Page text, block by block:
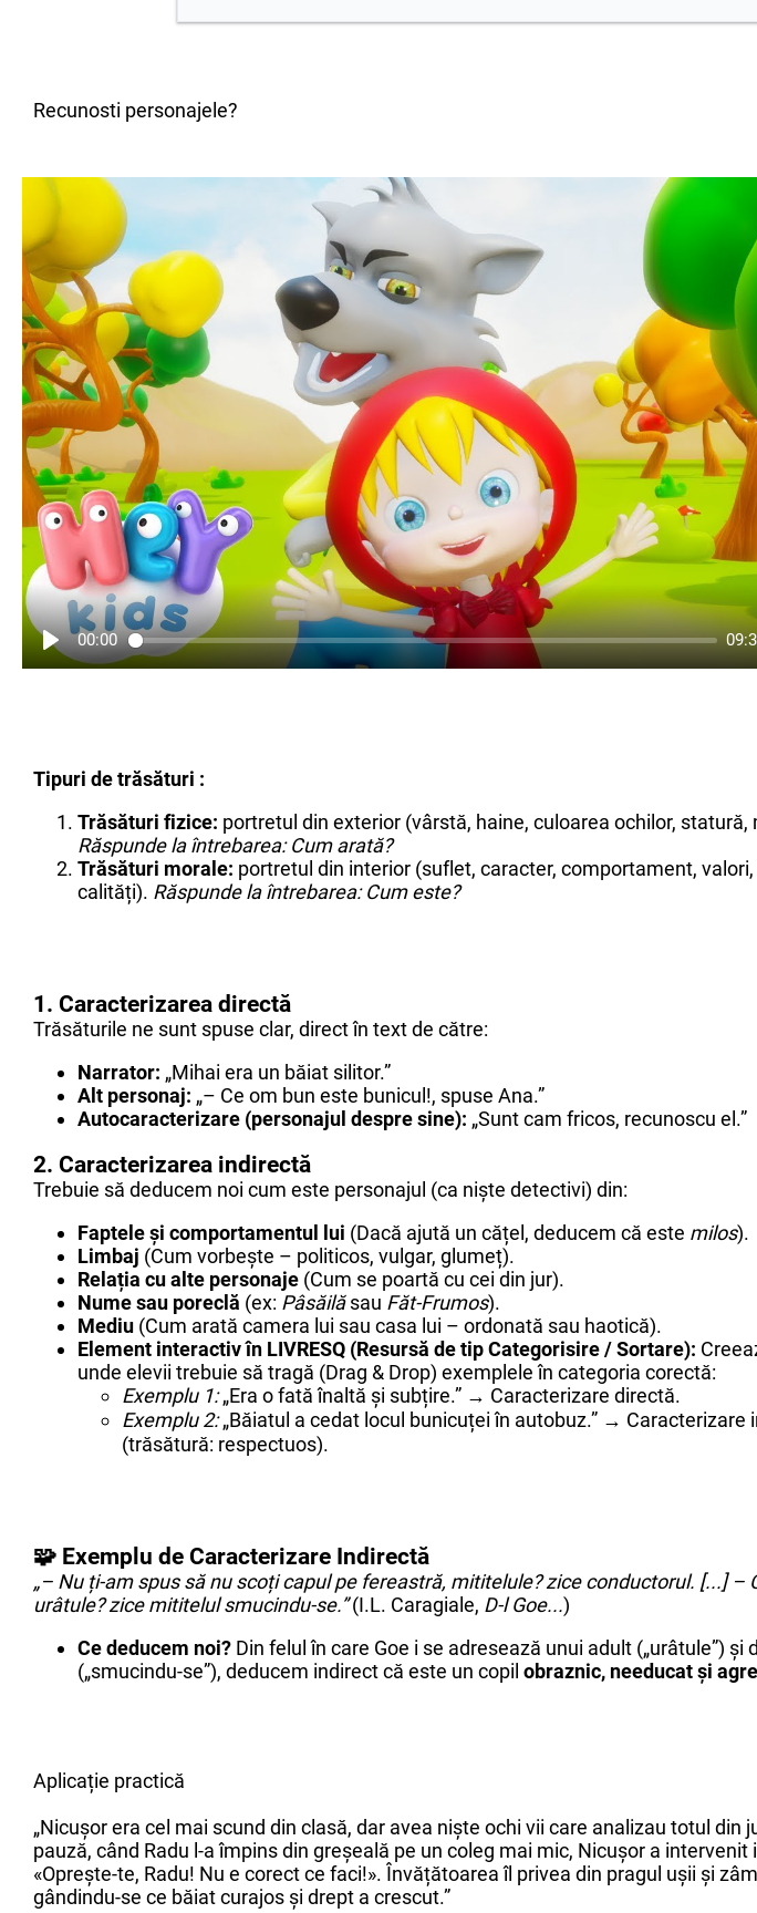
Recunosti personajele?
00:00
Tipuri de trăsături :
Trăsături fizice: portretul din exterior (vârstă, haine, culoarea ochilor, statură,
Răspunde la întrebarea: Cum arată?
Trăsături morale: portretul din interior (suflet, caracter, comportament,
calități). Răspunde la întrebarea: Cum este?
1. Caracterizarea directă
Trăsăturile ne sunt spuse clar, direct în text de către:
Narrator: „Mihai era un băiat silitor.”
Alt personaj: „– Ce om bun este bunicul!, spuse Ana.”
Autocaracterizare (personajul despre sine): „Sunt cam fricos, recunoscu el.”
2. Caracterizarea indirectă
Trebuie să deducem noi cum este personajul (ca niște detectivi) din:
Faptele și comportamentul lui (Dacă ajută un cățel, deducem că este milos).
Limbaj (Cum vorbește – politicos, vulgar, glumeț).
Relația cu alte personaje (Cum se poartă cu cei din jur).
Nume sau poreclă (ex: Pâsăilăsau Făt-Frumos).
Mediu (Cum arată camera lui sau casa lui – ordonată sau haotică).
Element interactiv în LIVRESQ (Resursă de tip Categorisire / Sortare):
unde elevii trebuie să tragă (Drag & Drop) exemplele în categoria corectă:
Exemplu 1:„Era o fată înaltă și subțire.” → Caracterizare directă.
Exemplu 2:„Băiatul a cedat locul bunicuței în autobuz.” → Caracterizare
(trăsătură: respectuos).
🧩 Exemplu de Caracterizare Indirectă
„– Nu ți-am spus să nu scoți capul pe fereastră, mititelule? zice conductorul. [...] –
urâtule? zice mititelul smucindu-se.”(I.L. Caragiale, D-l Goe...)
Ce deducem noi? Din felul în care Goe i se adresează unui adult („urâtule”) și
(„smucindu-se”), deducem indirect că este un copil obraznic, needucat și
Aplicație practică
„Nicușor era cel mai scund din clasă, dar avea niște ochi vii care analizau totul din
pauză, când Radu l-a împins din greșeală pe un coleg mai mic, Nicușor a intervenit
«Oprește-te, Radu! Nu e corect ce faci!». Învățătoarea îl privea din pragul ușii și
gândindu-se ce băiat curajos și drept a crescut.”